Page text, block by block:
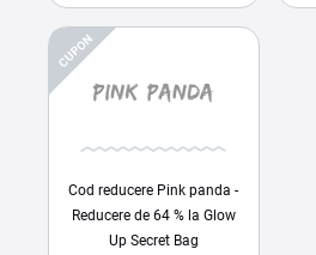
CUPON
Cod reducere Pink panda -
Reducere de 64 % la Glow
Up Secret Bag